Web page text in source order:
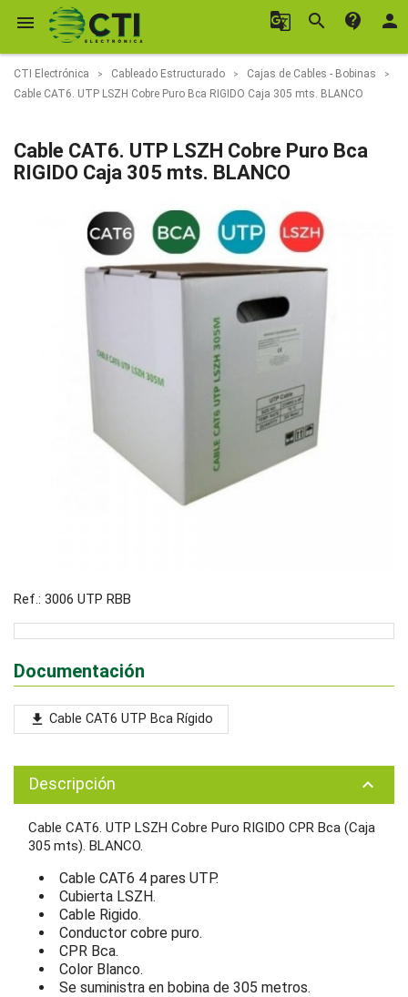
 g_translate search contact_support person
CTI Electrónica Cableado Estructurado
Cajas de Cables - Bobinas
Cable CAT6. UTP LSZH Cobre Puro Bca RIGIDO Caja 305 mts. BLANCO
Cable CAT6. UTP LSZH Cobre Puro Bca
RIGIDO Caja 305 mts. BLANCO
Ref.: 3006 UTP RBB
Documentación
file_download Cable CAT6 UTP Bca Rígido
Descripción keyboard_arrow_up
Cable CAT6. UTP LSZH Cobre Puro RIGIDO CPR Bca (Caja
305 mts). BLANCO.
Cable CAT6 4 pares UTP.
Cubierta LSZH.
Cable Rigido.
Conductor cobre puro.
CPR Bca.
Color Blanco.
Se suministra en bobina de 305 metros.